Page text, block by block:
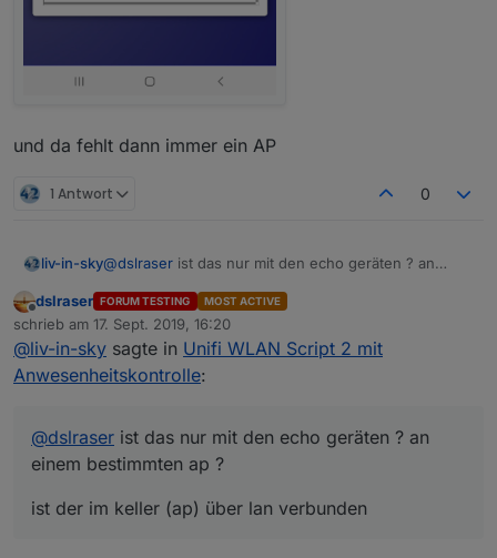
und da fehlt dann immer ein AP
1 Antwort 0
liv-in-sky@dslraser ist das nur mit den echo geräten ? an
ist der im keller (ap) über lan verbunden
Offline
dslraser FORUM TESTING MOST ACTIVE
schrieb am 17. Sept. 2019, 16:20
zuletzt editiert von
@liv-in-sky sagte in Unifi WLAN Script 2 mit
Anwesenheitskontrolle:
@dslraser ist das nur mit den echo geräten ? an
einem bestimmten ap ?
ist der im keller (ap) über lan verbunden